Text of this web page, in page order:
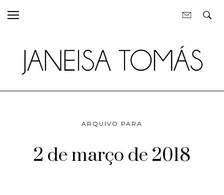
ARQUIVO PARA
2 de março de 2018